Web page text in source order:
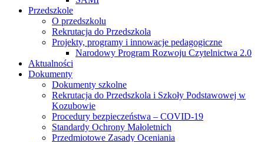
Przedszkole
O przedszkolu
Rekrutacja do Przedszkola
Projekty, programy i innowacje pedagogiczne
Narodowy Program Rozwoju Czytelnictwa 2.0
Aktualności
Dokumenty
Dokumenty szkolne
Rekrutacja do Przedszkola i Szkoły Podstawowej w
Kozubowie
Procedury bezpieczeństwa – COVID-19
Standardy Ochrony Małoletnich
Przedmiotowe Zasady Oceniania